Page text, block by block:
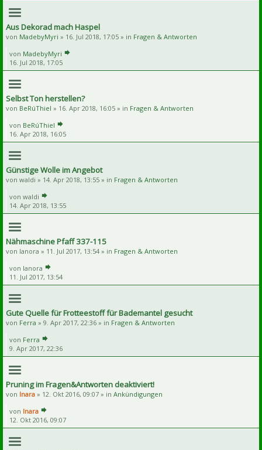
Aus Dekorad mach Haspel
von MadebyMyri » 16. Jul 2018, 17:05 » in Fragen & Antworten
von MadebyMyri
16. Jul 2018, 17:05
Selbst Ton herstellen?
von BeRúThiel » 16. Apr 2018, 16:05 » in Fragen & Antworten
von BeRúThiel
16. Apr 2018, 16:05
Günstige Wolle im Angebot
von waldi » 14. Apr 2018, 13:55 » in Fragen & Antworten
von waldi
14. Apr 2018, 13:55
Nähmaschine Pfaff 337-115
von lanora » 11. Jul 2017, 13:54 » in Fragen & Antworten
von lanora
11. Jul 2017, 13:54
Gute Quelle für Frotteestoff für Bademantel gesucht
von Ferra » 9. Apr 2017, 22:36 » in Fragen & Antworten
von Ferra
9. Apr 2017, 22:36
Pruning im Fragen&Antworten deaktiviert!
von Inara » 12. Okt 2016, 09:07 » in Ankündigungen
von Inara
12. Okt 2016, 09:07